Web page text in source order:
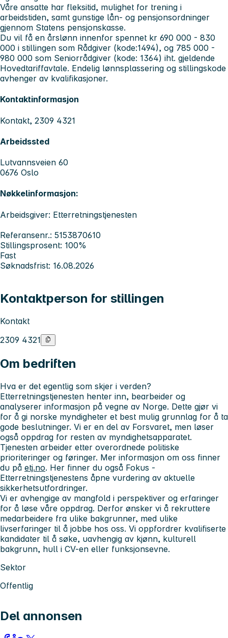
Våre ansatte har fleksitid, mulighet for trening i
arbeidstiden, samt gunstige lån- og pensjonsordninger
gjennom Statens pensjonskasse.
Du vil få en årslønn innenfor spennet kr 690 000 - 830
000 i stillingen som Rådgiver (kode:1494), og 785 000 -
980 000 som Seniorrådgiver (kode: 1364) iht. gjeldende
Hovedtariffavtale. Endelig lønnsplassering og stillingskode
avhenger av kvalifikasjoner.
Kontaktinformasjon
Kontakt, 2309 4321
Arbeidssted
Lutvannsveien 60
0676 Oslo
Nøkkelinformasjon:
Arbeidsgiver: Etterretningstjenesten
Referansenr.: 5153870610
Stillingsprosent: 100%
Fast
Søknadsfrist: 16.08.2026
Kontaktperson for stillingen
Kontakt
2309 4321
Om bedriften
Hva er det egentlig som skjer i verden?
Etterretningstjenesten henter inn, bearbeider og
analyserer informasjon på vegne av Norge. Dette gjør vi
for å gi norske myndigheter et best mulig grunnlag for å ta
gode beslutninger. Vi er en del av Forsvaret, men løser
også oppdrag for resten av myndighetsapparatet.
Tjenesten arbeider etter overordnede politiske
prioriteringer og føringer. Mer informasjon om oss finner
du på etj.no. Her finner du også Fokus -
Etterretningstjenestens åpne vurdering av aktuelle
sikkerhetsutfordringer.
Vi er avhengige av mangfold i perspektiver og erfaringer
for å løse våre oppdrag. Derfor ønsker vi å rekruttere
medarbeidere fra ulike bakgrunner, med ulike
livserfaringer til å jobbe hos oss. Vi oppfordrer kvalifiserte
kandidater til å søke, uavhengig av kjønn, kulturell
bakgrunn, hull i CV-en eller funksjonsevne.
Sektor
Offentlig
Del annonsen